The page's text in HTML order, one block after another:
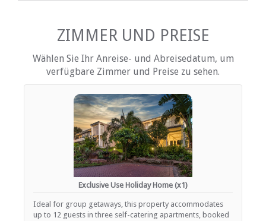
Fernsehen (mit Satellit)
EINRICHTUNGEN AUF DEM GELÄNDE
Hot tub
Geschäftseinrichtungen
Kinderfreundlich (alle Altersgruppen)
Garten(e)
Zimmerreinigung (täglich)
Parkplatz (Garage)
Parkplatz (abseits der Straße)
Sicherheit (Wache)
Rauchen: Nicht drinnen
Schwimmbad
ESSEN UND TRINKEN
ZIMMER UND PREISE
Wählen Sie Ihr Anreise- und Abreisedatum, um
verfügbare Zimmer und Preise zu sehen.
Exclusive Use Holiday Home (x1)
Ideal for group getaways, this property accommodates
up to 12 guests in three self-catering apartments, booked